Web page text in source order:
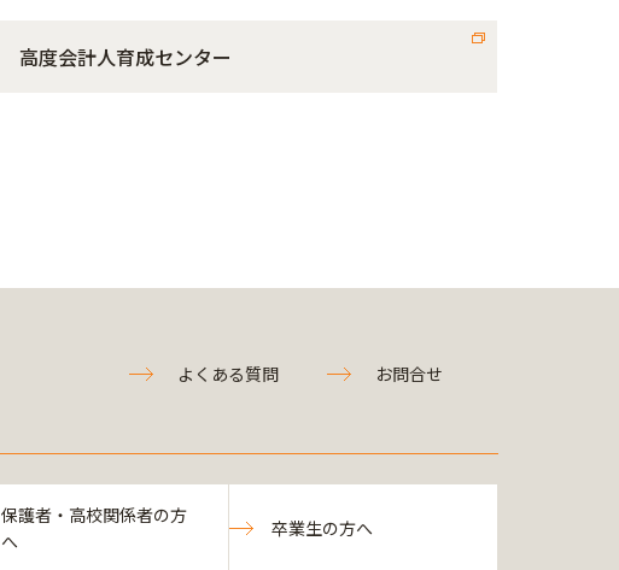
高度会計人育成センター
よくある質問 お問合せ
保護者・高校関係者の方
へ
卒業生の方へ